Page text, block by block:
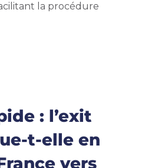
la procédure
: l’exit
t-elle en
vers